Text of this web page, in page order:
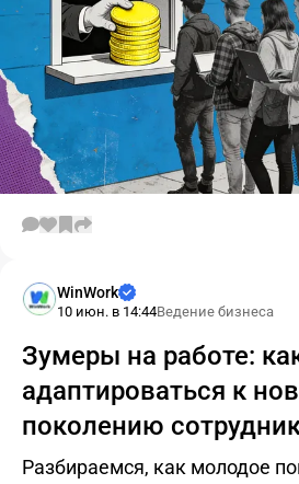
WinWork
10 июн. в 14:44Ведение бизнеса
Зумеры на работе:
адаптироваться к
поколению
Разбираемся, как молодое